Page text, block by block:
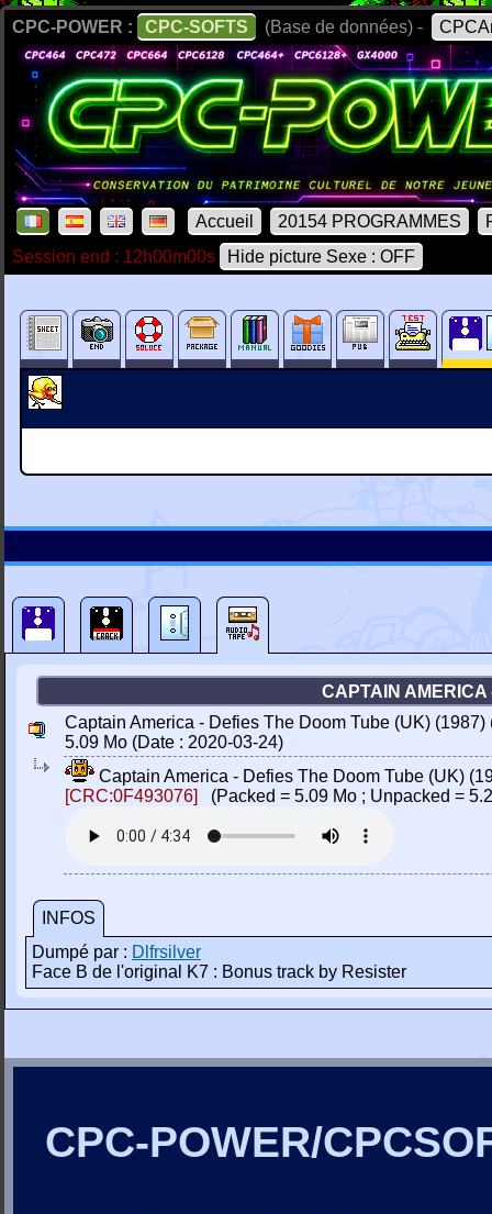
CPC-POWER : CPC-SOFTS (Base de données) -
Accueil 20154 PROGRAMMES
Session end : 12h00m00s
Hide picture Sexe : OFF
CAPTAIN
Captain America - Defies The Doom Tube (UK)
5.09 Mo (Date : 2020-03-24)
Captain America - Defies The Doom Tube (UK)
[CRC:0F493076]
(Packed = 5.09 Mo ; Unpacked =
INFOS
Dumpé par : Dlfrsilver
Face B de l'original K7 : Bonus track by Resister
CPC-POWER/